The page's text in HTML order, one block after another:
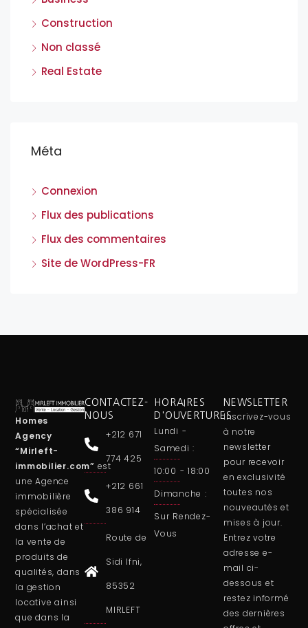
Construction
Non classé
Real Estate
Méta
Connexion
Flux des publications
Flux des commentaires
Site de WordPress-FR
Homes
Agency
“Mirleft-
immobilier.com” est
une Agence
immobilière
spécialisée
dans l’achat et
la vente de
produits de
qualités, dans
la gestion
locative ainsi
que dans la
CONTACTEZ-
NOUS
+212 671
774 425
+212 661
386 914
Route de
Sidi Ifni,
85352
MIRLEFT
HORAIRES
D'OUVERTURES
Lundi -
Samedi :
10:00 - 18:00
Dimanche :
Sur Rendez-
Vous
NEWSLETTER
Inscrivez-vous
à notre
newsletter
pour recevoir
en exclusivité
toutes nos
nouveautés et
mises à jour.
Entrez votre
adresse e-
mail ci-
dessous et
restez informé
des dernières